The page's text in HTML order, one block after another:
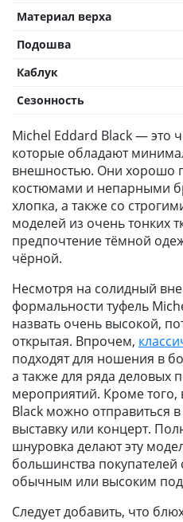
Материал верха
Подошва
Каблук
Сезонность
Michel Eddard Black — это
которые обладают
внешностью. Они хорошо
костюмами и непарными
хлопка, а также со
моделей из очень тонких
предпочтение тёмной
чёрной.
Несмотря на солидный
формальности туфель
назвать очень высокой,
открытая. Впрочем,
подходят для ношения в
а также для ряда деловых
мероприятий. Кроме того,
Black можно отправиться
выставку или концерт.
шнуровка делают эту
большинства
обычным или высоким
Следует добавить, что